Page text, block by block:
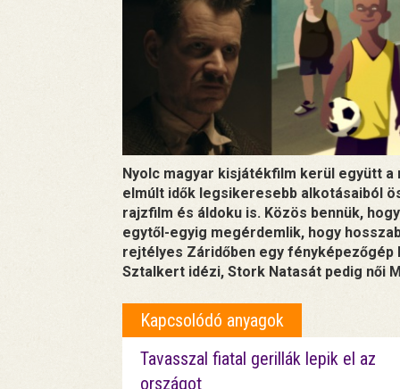
Nyolc magyar kisjátékfilm kerül együtt a
elmúlt idők legsikeresebb alkotásaiból
rajzfilm és áldoku is. Közös bennük,
egytől-egyig megérdemlik, hogy
rejtélyes Záridőben egy fényképezőgép
Sztalkert idézi, Stork Natasát pedig női
Kapcsolódó anyagok
Tavasszal fiatal gerillák lepik el az
országot